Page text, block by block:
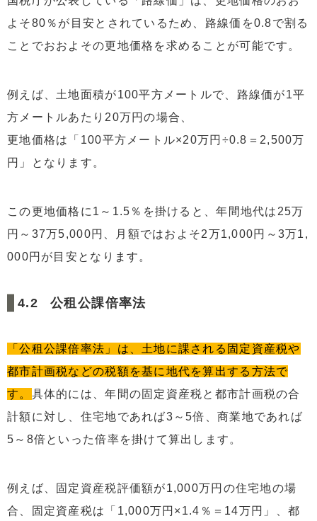
よそ80％が目安とされているため、路線価を0.8で割る
ことでおおよその更地価格を求めることが可能です。
例えば、土地面積が100平方メートルで、路線価が1平
方メートルあたり20万円の場合、
更地価格は「100平方メートル×20万円÷0.8＝2,500万
円」となります。
この更地価格に1～1.5％を掛けると、年間地代は25万
円～37万5,000円、月額ではおよそ2万1,000円～3万1,
000円が目安となります。
公租公課倍率法
「公租公課倍率法」は、土地に課される固定資産税や
都市計画税などの税額を基に地代を算出する方法で
す。 具体的には、年間の固定資産税と都市計画税の合
計額に対し、住宅地であれば3～5倍、商業地であれば
5～8倍といった倍率を掛けて算出します。
例えば、固定資産税評価額が1,000万円の住宅地の場
合、固定資産税は「1,000万円×1.4％＝14万円」、都